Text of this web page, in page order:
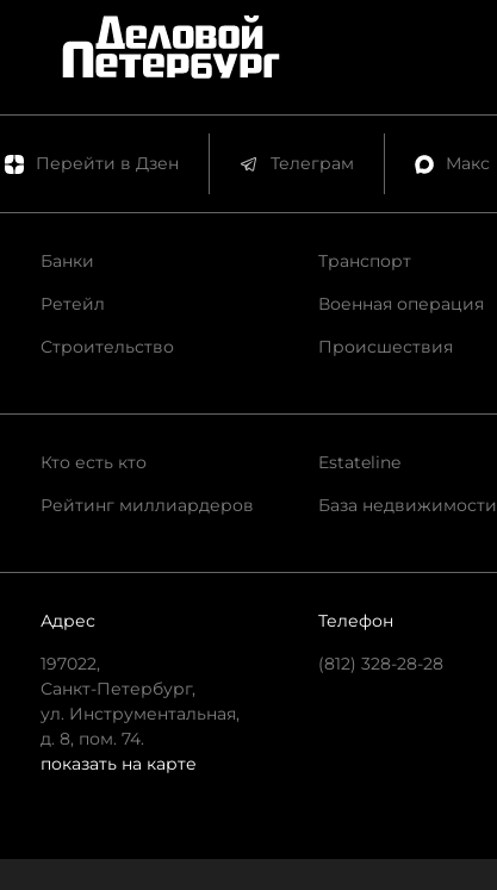
Перейти в Дзен Телеграм Макс
Банки
Ретейл
Строительство
Транспорт
Военная операция
Происшествия
Кто есть кто
Рейтинг миллиардеров
Estateline
База недвижимости
Адрес
197022,
Санкт-Петербург,
ул. Инструментальная,
д. 8, пом. 74.
показать на карте
Телефон
(812) 328-28-28